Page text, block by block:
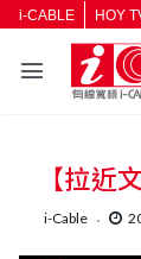
i-CABLE HOY
【拉近
i-Cable